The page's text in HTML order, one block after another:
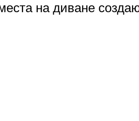
на диване